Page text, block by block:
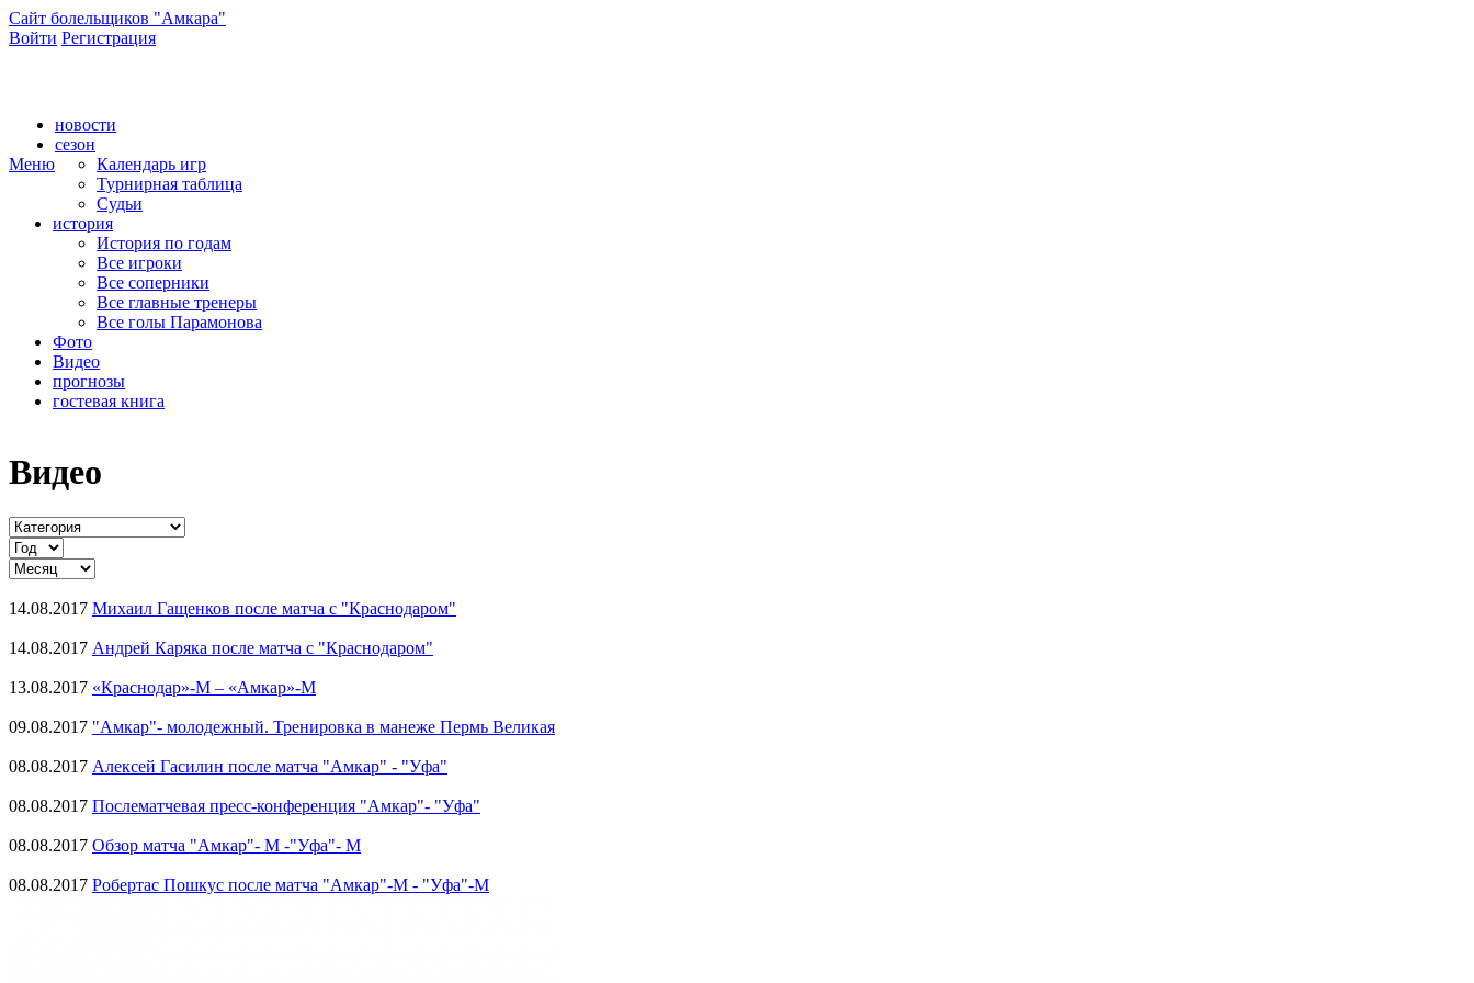
Сайт болельщиков "Амкара"
Войти Регистрация
Меню
новости
сезон
Календарь игр
Турнирная таблица
Судьи
история
История по годам
Все игроки
Все соперники
Все главные тренеры
Все голы Парамонова
Фото
Видео
прогнозы
гостевая книга
Видео
14.08.2017 Михаил Гащенков после матча с "Краснодаром"
14.08.2017 Андрей Каряка после матча с "Краснодаром"
13.08.2017 «Краснодар»-М – «Амкар»-М
09.08.2017 "Амкар"- молодежный. Тренировка в манеже Пермь Великая
08.08.2017 Алексей Гасилин после матча "Амкар" - "Уфа"
08.08.2017 Послематчевая пресс-конференция "Амкар"- "Уфа"
08.08.2017 Обзор матча "Амкар"- М -"Уфа"- М
08.08.2017 Робертас Пошкус после матча "Амкар"-М - "Уфа"-М